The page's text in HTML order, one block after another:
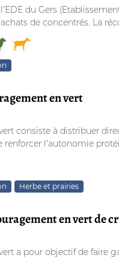
du Gers
de concentrés. La
en vert
consiste à distribuer
l'autonomie
Herbe et prairies
en vert de
a pour objectif de faire